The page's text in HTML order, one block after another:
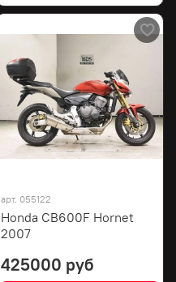
арт. 055122
Honda CB600F Hornet
2007
425000 руб